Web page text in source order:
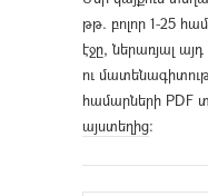
թթ. բոլոր 1-25
էջը, ներառյալ
ու
համարների PDF
այստեղից։